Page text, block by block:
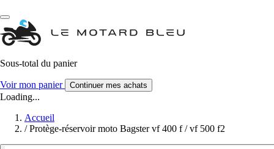
Sous-total du panier
Voir mon panier Continuer mes achats
Loading...
Accueil
/ Protège-réservoir moto Bagster vf 400 f / vf 500 f2